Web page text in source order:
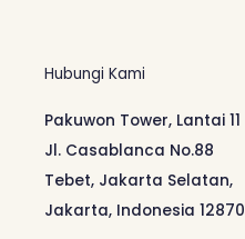
Hubungi Kami
Pakuwon Tower, Lantai 11
Jl. Casablanca No.88
Tebet, Jakarta Selatan,
Jakarta, Indonesia 12870